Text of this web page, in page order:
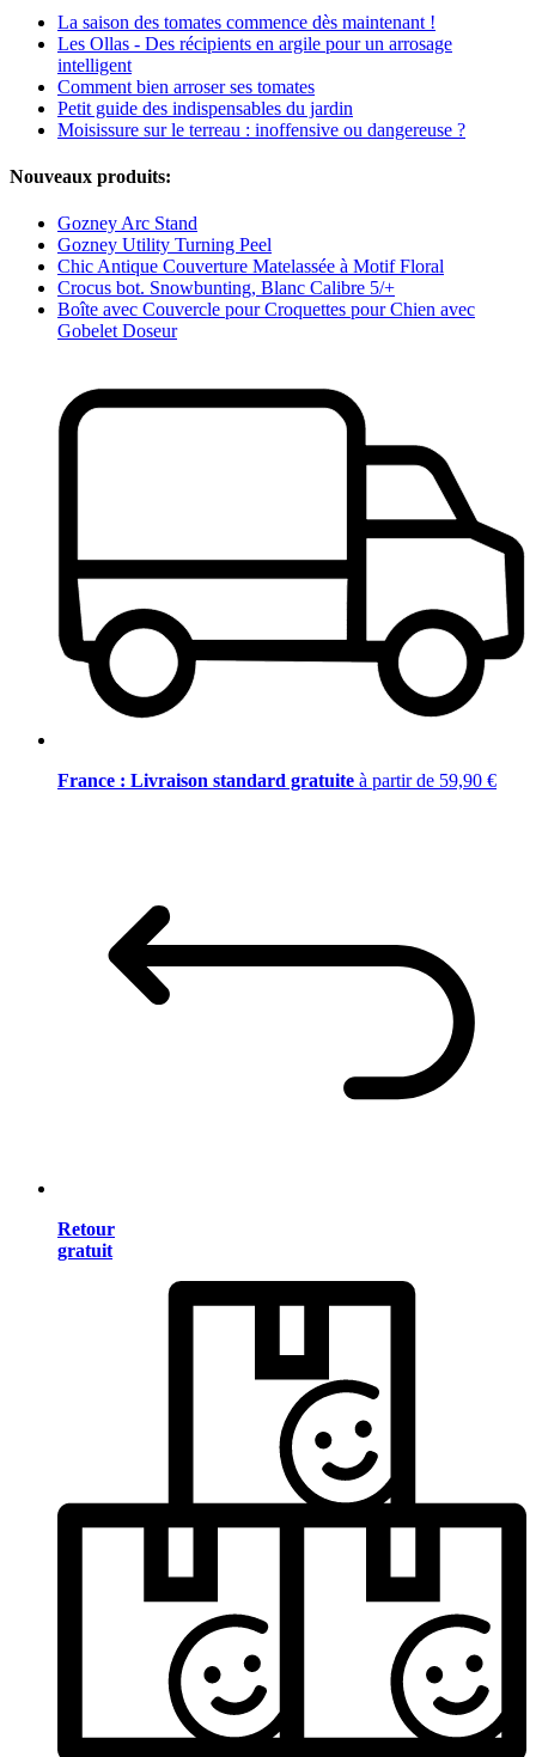
La saison des tomates commence dès maintenant !
Les Ollas - Des récipients en argile pour un arrosage
intelligent
Comment bien arroser ses tomates
Petit guide des indispensables du jardin
Moisissure sur le terreau : inoffensive ou dangereuse ?
Nouveaux produits:
Gozney Arc Stand
Gozney Utility Turning Peel
Chic Antique Couverture Matelassée à Motif Floral
Crocus bot. Snowbunting, Blanc Calibre 5/+
Boîte avec Couvercle pour Croquettes pour Chien avec
Gobelet Doseur
France : Livraison standard gratuite à partir de 59,90 €
Retour
gratuit